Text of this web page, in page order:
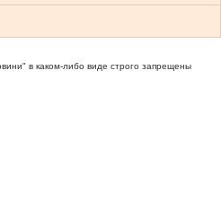
в каком-либо виде строго запрещены